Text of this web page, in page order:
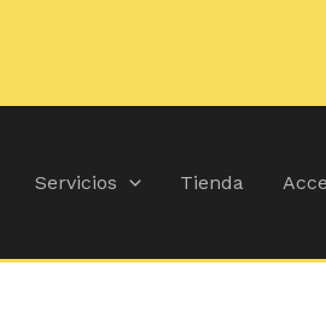
Servicios Tienda